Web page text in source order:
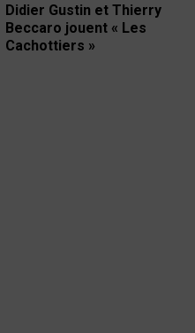
Didier Gustin et Thierry
Beccaro jouent « Les
Cachottiers »